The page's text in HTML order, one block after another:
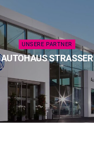
UNSERE PARTNER
AUTOHAUS STRASSER